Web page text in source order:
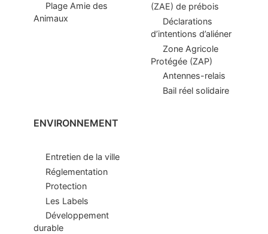
Plage Amie des
Animaux
(ZAE) de prébois
Déclarations
d’intentions d’aliéner
Zone Agricole
Protégée (ZAP)
Antennes-relais
Bail réel solidaire
ENVIRONNEMENT
Entretien de la ville
Réglementation
Protection
Les Labels
Développement
durable